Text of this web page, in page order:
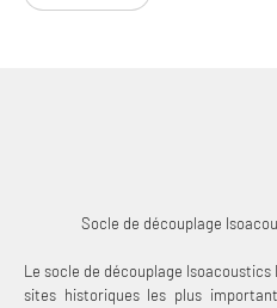
Socle de découplage
Le socle de découplage Isoacoustics
sites historiques les plus